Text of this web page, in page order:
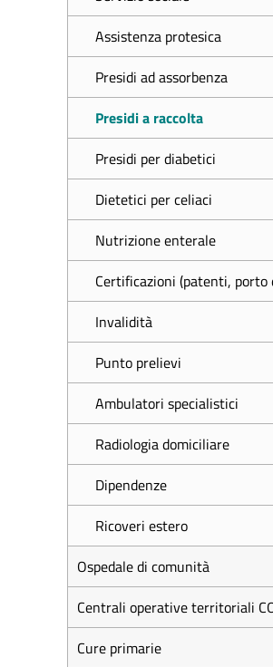
Assistenza protesica
Presidi ad assorbenza
Presidi a raccolta
Presidi per diabetici
Dietetici per celiaci
Nutrizione enterale
Certificazioni (patenti, porto
Invalidità
Punto prelievi
Ambulatori specialistici
Radiologia domiciliare
Dipendenze
Ricoveri estero
Ospedale di comunità
Centrali operative territoriali
Cure primarie